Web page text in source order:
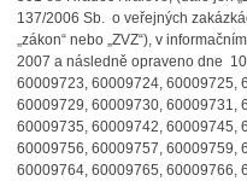
137/2006 Sb. o veřejných
„zákon“ nebo „ZVZ“), v
2007 a následně opraveno dne
60009723, 60009724, 60009725,
60009729, 60009730, 60009731,
60009735, 60009742, 60009745,
60009756, 60009757, 60009759,
60009764, 60009765, 60009766,